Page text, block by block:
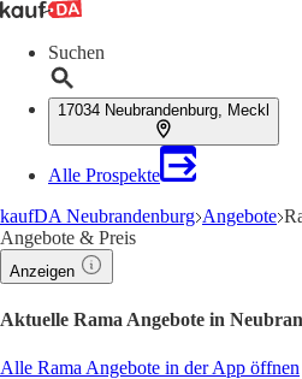
Suchen
17034 Neubrandenburg, Meckl
Alle Prospekte
kaufDA Neubrandenburg Angebote
Angebote & Preis
Anzeigen
Aktuelle Rama Angebote in
Alle Rama Angebote in der App öffnen